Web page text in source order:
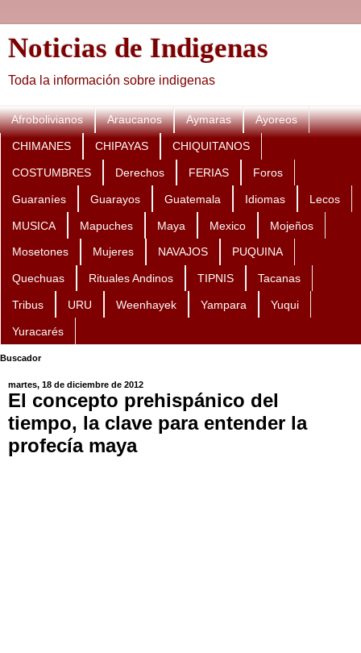
Noticias de Indigenas
Toda la información sobre indigenas
Afrobolivianos Araucanos Aymaras Ayoreos
CHIMANES CHIPAYAS CHIQUITANOS
COSTUMBRES Derechos FERIAS Foros
Guaraníes Guarayos Guatemala Idiomas Lecos
MUSICA Mapuches Maya Mexico Mojeños
Mosetones Mujeres NAVAJOS PUQUINA
Quechuas Rituales Andinos TIPNIS Tacanas
Tribus URU Weenhayek Yampara Yuqui
Yuracarés
Buscador
martes, 18 de diciembre de 2012
El concepto prehispánico del
tiempo, la clave para entender la
profecía maya